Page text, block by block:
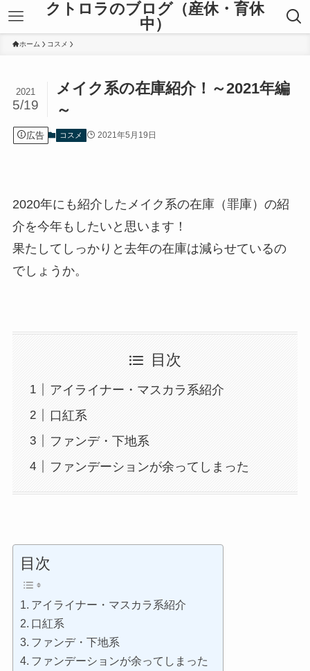
クトロラのブログ（産休・育休
中）
ホーム コスメ
メイク系の在庫紹介！～2021年編
～
2021
5/19
広告 コスメ 2021年5月19日
2020年にも紹介したメイク系の在庫（罪庫）の紹
介を今年もしたいと思います！
果たしてしっかりと去年の在庫は減らせているの
でしょうか。
目次
アイライナー・マスカラ系紹介
口紅系
ファンデ・下地系
ファンデーションが余ってしまった
目次
アイライナー・マスカラ系紹介
口紅系
ファンデ・下地系
ファンデーションが余ってしまった